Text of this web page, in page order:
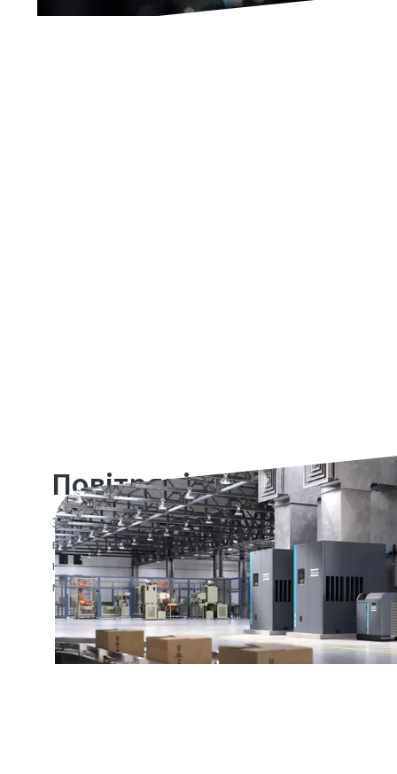
Повітряні компресори
Знайдіть оптимальне промислове рішення в галузі
відповідає вашим завданням. Наш асортимент
низькою вартістю життєвого циклу. Вони також
менше місця, що робить їх ідеальним варіантом для